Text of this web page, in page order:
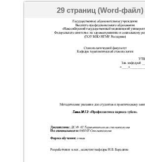
29 страниц (Word-файл)